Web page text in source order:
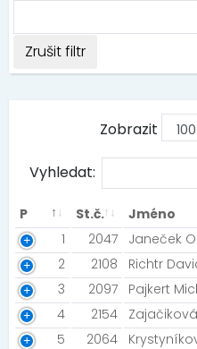
Zrušit filtr
Zobrazit
Vyhledat:
P St.č. Jméno
1
2047
2
2108
3
2097
4
2154
5
2064